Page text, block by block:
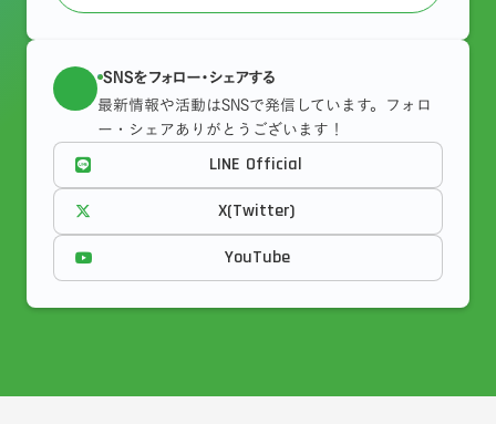
SNSをフォロー・シェアする
最新情報や活動はSNSで発信しています。フォロ
ー・シェアありがとうございます！
LINE Official
X(Twitter)
YouTube